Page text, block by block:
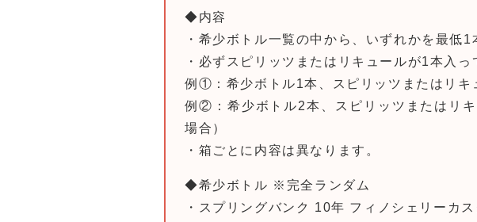
◆内容
・希少ボトル一覧の中から、いずれかを最低1
・必ずスピリッツまたはリキュールが1本入っ
例①：希少ボトル1本、スピリッツまたはリキ
例②：希少ボトル2本、スピリッツまたはリ
場合）
・箱ごとに内容は異なります。
◆希少ボトル ※完全ランダム
・スプリングバンク 10年 フィノシェリーカス